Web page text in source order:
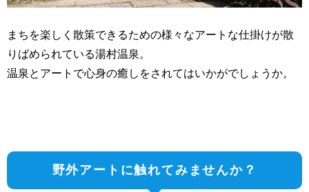
まちを楽しく散策できるための様々なアートな仕掛けが散
りばめられている湯村温泉。
温泉とアートで心身の癒しをされてはいかがでしょうか。
野外アートに触れてみませんか？